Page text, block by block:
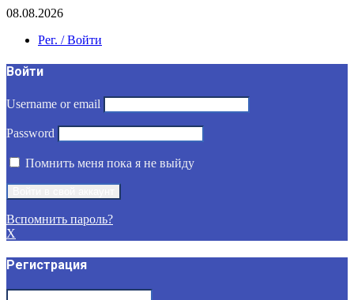
08.08.2026
Рег. / Войти
Войти
Username or email
Password
Помнить меня пока я не выйду
Вспомнить пароль?
X
Регистрация